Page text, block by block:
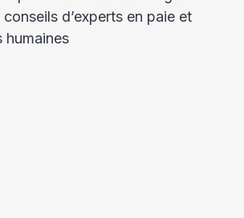
d’experts en paie et
humaines